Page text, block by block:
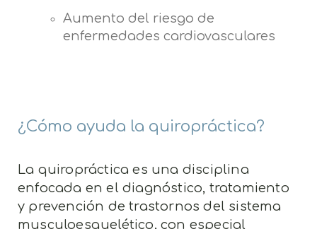
Aumento del riesgo de
enfermedades cardiovasculares
¿Cómo ayuda la quiropráctica?
La quiropráctica es una disciplina
enfocada en el diagnóstico, tratamiento
y prevención de trastornos del sistema
musculoesquelético, con especial